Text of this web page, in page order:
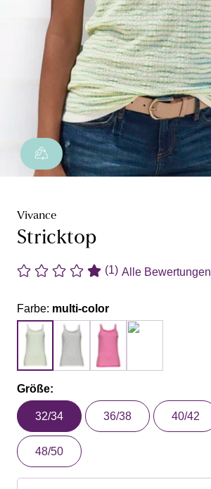
Vivance
Stricktop
(1) Alle Bewertungen
Farbe: multi-color
Größe:
32/34 36/38 40/42
48/50